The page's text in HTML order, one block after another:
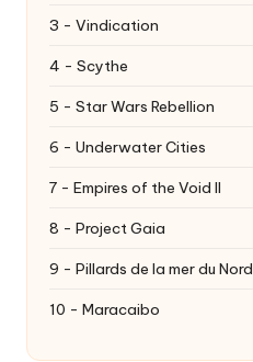
3 - Vindication
4 - Scythe
5 - Star Wars Rebellion
6 - Underwater Cities
7 - Empires of the Void II
8 - Project Gaia
9 - Pillards de la mer du Nord
10 - Maracaibo